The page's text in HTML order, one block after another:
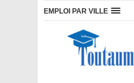
EMPLOI PAR VILLE